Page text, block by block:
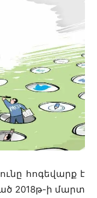
հոգեվարք է
2018թ-ի մարտ